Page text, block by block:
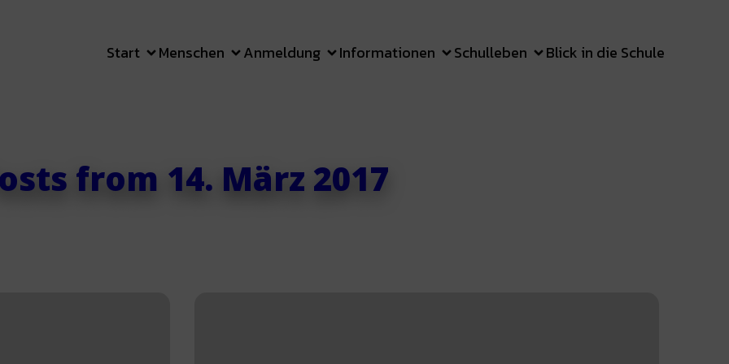
Start Menschen Anmeldung Informationen Schulleben Blick in die Schule
from 14. März 2017